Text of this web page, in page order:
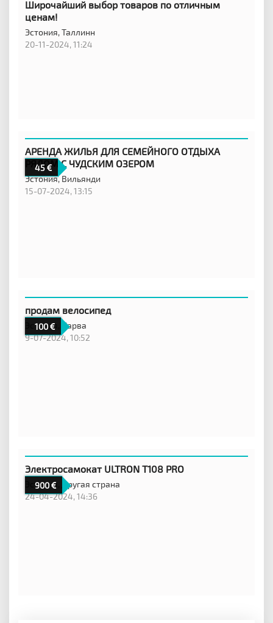
Широчайший выбор товаров по отличным
ценам!
Эстония,Таллинн
20-11-2024, 11:24
45
АРЕНДА ЖИЛЬЯ ДЛЯ СЕМЕЙНОГО ОТДЫХА
РЯДОМ С ЧУДСКИМ ОЗЕРОМ
Эстония,Вильянди
15-07-2024, 13:15
100
продам велосипед
Эстония,
Нарва
9-07-2024, 10:52
900
Электросамокат ULTRON T108 PRO
Эстония,
Другая страна
24-04-2024, 14:36